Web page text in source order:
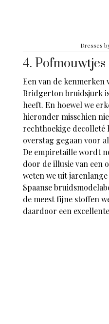
Dresses
4. Pofmouwtjes
Een van de kenmerken
Bridgerton bruidsjurk
heeft. En hoewel we
hieronder misschien
rechthoekige decolleté
overstag gegaan voor
De empiretaille wordt
door de illusie van een
weten we uit
Spaanse
de meest fijne stoffen
daardoor een